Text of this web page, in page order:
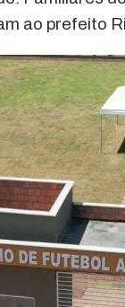
ao prefeito